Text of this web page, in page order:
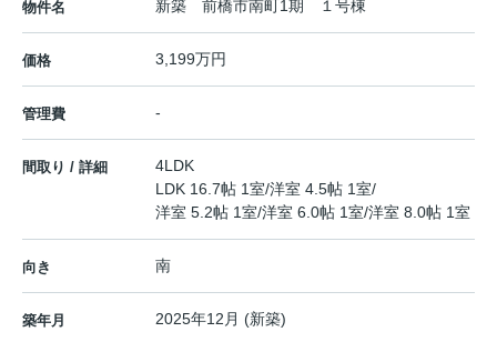
物件名 新築 前橋市南町1期 １号棟
価格 3,199万円
管理費 -
間取り / 詳細
4LDK
LDK 16.7帖 1室/洋室 4.5帖 1室/
洋室 5.2帖 1室/洋室 6.0帖 1室/洋室 8.0帖 1室
向き 南
築年月 2025年12月 (新築)